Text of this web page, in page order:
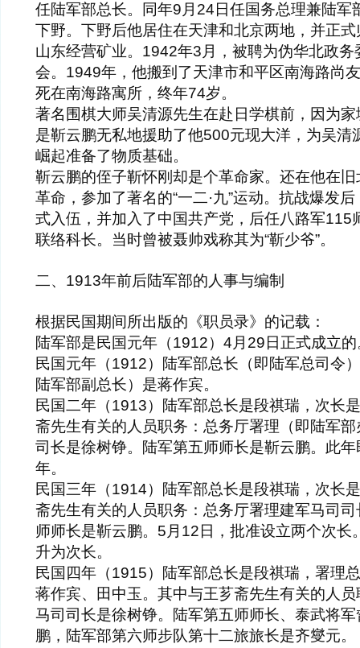
任陆军部总长。同年9月24日任国务总理兼陆军
下野。下野后他居住在天津和北京两地，并正
山东经营矿业。1942年3月，被聘为伪华北政
会。1949年，他搬到了天津市和平区南海路尚
死在南海路寓所，终年74岁。
著名围棋大师吴清源先生在赴日学棋前，因为
是靳云鹏无私地援助了他500元现大洋，为吴清
崛起准备了物质基础。
靳云鹏的侄子靳怀刚却是个革命家。还在他在
革命，参加了著名的“一二·九”运动。抗战爆发
式入伍，并加入了中国共产党，后任八路军115
联络科长。当时曾被聂帅戏称其为“靳少爷”。
二、1913年前后陆军部的人事与编制
根据民国期间所出版的《职员录》的记载：
陆军部是民国元年（1912）4月29日正式成立
民国元年（1912）陆军部总长（即陆军总司令
陆军部副总长）是蒋作宾。
民国二年（1913）陆军部总长是段祺瑞，次长
斋先生有关的人员职务：总务厅署理（即陆军
司长是徐树铮。陆军第五师师长是靳云鹏。此
年。
民国三年（1914）陆军部总长是段祺瑞，次长
斋先生有关的人员职务：总务厅署理建军马司
师师长是靳云鹏。5月12日，批准设立两个次长
升为次长。
民国四年（1915）陆军部总长是段祺瑞，署理
蒋作宾、田中玉。其中与王芗斋先生有关的人
马司司长是徐树铮。陆军第五师师长、泰武将
鹏，陆军部第六师步队第十二旅旅长是齐燮元。